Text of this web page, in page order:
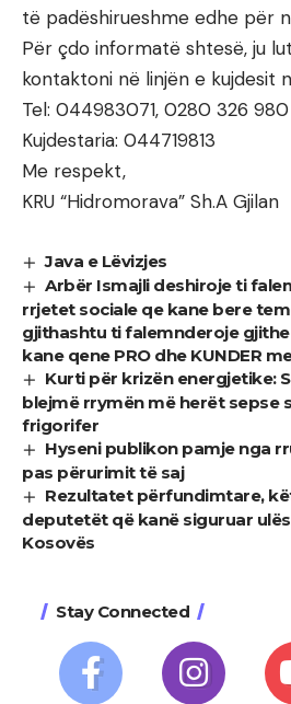
të padëshirueshme edhe për
Për çdo informatë shtesë, ju
kontaktoni në linjën e kujdesit
Tel: 044983071, 0280 326 980
Kujdestaria: 044719813
Me respekt,
KRU “Hidromorava” Sh.A Gjilan
Java e Lëvizjes
Arbër Ismajli deshiroje ti
rrjetet sociale qe kane bere
gjithashtu ti falemnderoje
kane qene PRO dhe KUNDER
Kurti për krizën energjetike:
blejmë rrymën më herët sepse
frigorifer
Hyseni publikon pamje nga
pas përurimit të saj
Rezultatet përfundimtare,
deputetët që kanë siguruar
Kosovës
Stay Connected